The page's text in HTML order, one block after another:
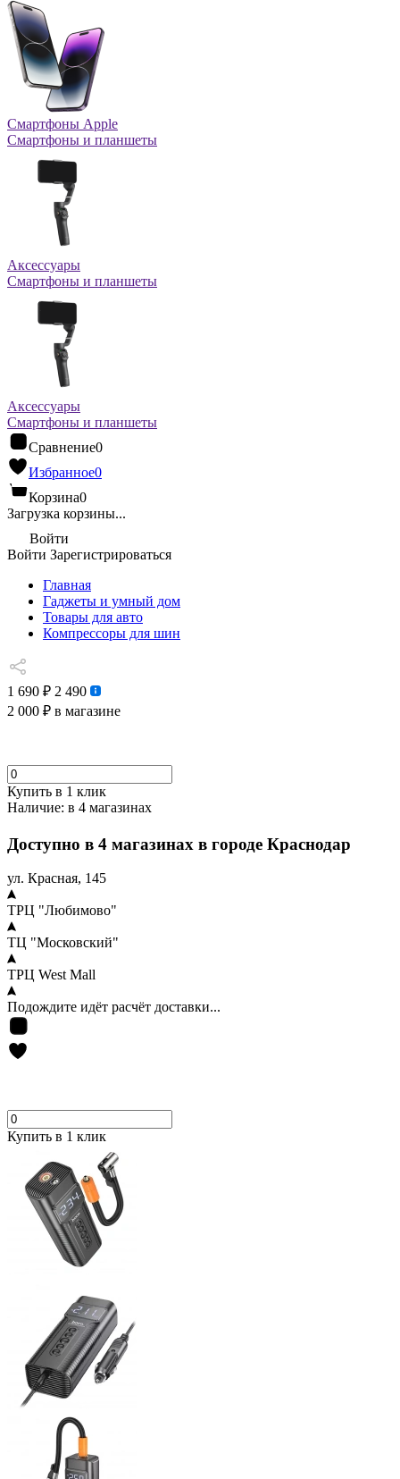
Смартфоны Apple
Смартфоны и планшеты
Аксессуары
Смартфоны и планшеты
Аксессуары
Смартфоны и планшеты
Сравнение0
Избранное0
Корзина0
Загрузка корзины...
Войти
Войти Зарегистрироваться
Главная
Гаджеты и умный дом
Товары для авто
Компрессоры для шин
1 690 ₽ 2 490
2 000 ₽ в магазине
Купить в 1 клик
Наличие: в 4 магазинах
Доступно в 4 магазинах в городе Краснодар
ул. Красная, 145
ТРЦ "Любимово"
ТЦ "Московский"
ТРЦ West Mall
Подождите идёт расчёт доставки...
Купить в 1 клик